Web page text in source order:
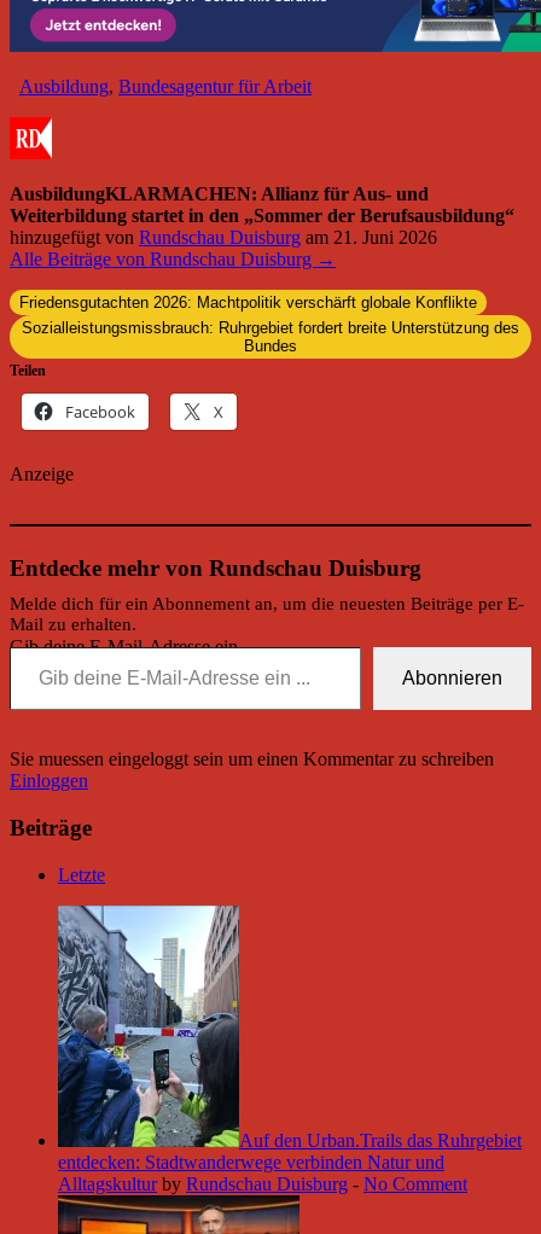
Ausbildung, Bundesagentur für Arbeit
AusbildungKLARMACHEN: Allianz für Aus- und
Weiterbildung startet in den „Sommer der Berufsausbildung“
hinzugefügt von Rundschau Duisburg am 21. Juni 2026
Alle Beiträge von Rundschau Duisburg →
Friedensgutachten 2026: Machtpolitik verschärft globale Konflikte
Sozialleistungsmissbrauch: Ruhrgebiet fordert breite Unterstützung des
Bundes
Teilen
Facebook X
Anzeige
Entdecke mehr von Rundschau Duisburg
Melde dich für ein Abonnement an, um die neuesten Beiträge per E-
Mail zu erhalten.
Gib deine E-Mail-Adresse ein ...
Abonnieren
Sie muessen eingeloggt sein um einen Kommentar zu schreiben
Einloggen
Beiträge
Letzte
Auf den Urban.Trails das Ruhrgebiet
entdecken: Stadtwanderwege verbinden Natur und
Alltagskultur by Rundschau Duisburg - No Comment